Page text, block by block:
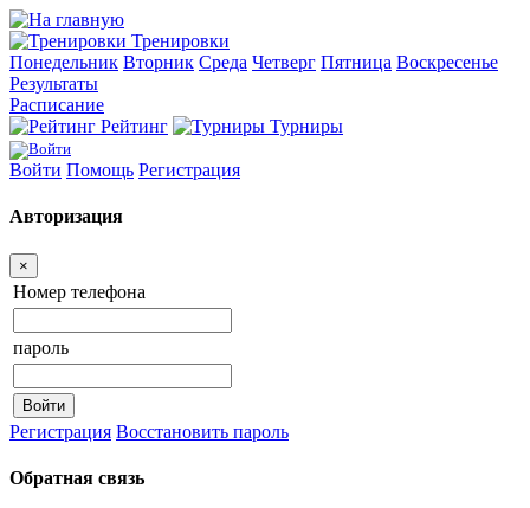
Тренировки
Понедельник Вторник Среда Четверг Пятница Воскресенье
Результаты
Расписание
Рейтинг
Турниры
Войти Помощь Регистрация
Авторизация
×
Номер телефона
пароль
Регистрация Восстановить пароль
Обратная связь